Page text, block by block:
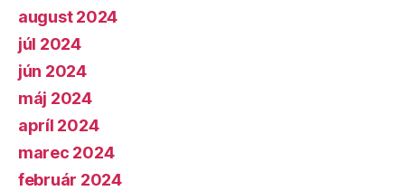
august 2024
júl 2024
jún 2024
máj 2024
apríl 2024
marec 2024
február 2024